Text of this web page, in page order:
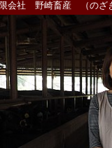
会社 野崎畜産 （のざ